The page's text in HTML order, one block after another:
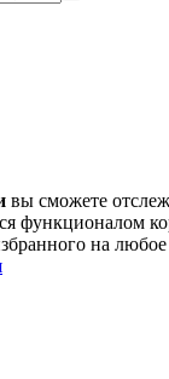
вы сможете
функционалом
на